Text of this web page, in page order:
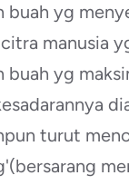
buah yg
manusia
buah yg
turut